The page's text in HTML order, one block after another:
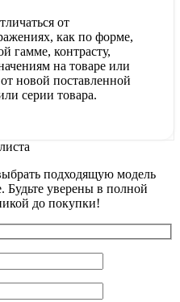
от
как по форме,
гамме, контрасту,
на товаре или
новой поставленной
серии товара.
подходящую модель
уверены в полной
до покупки!